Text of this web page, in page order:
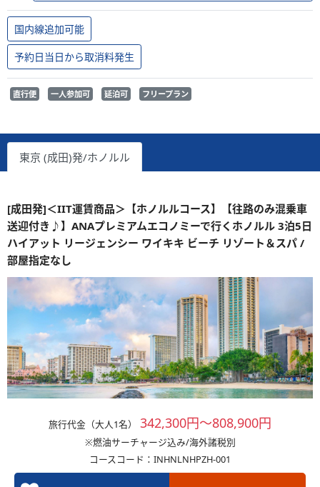
国内線追加可能
予約日当日から取消料発生
直行便 一人参加可 延泊可 フリープラン
東京 (成田)発/ホノルル
[成田発]＜IIT運賃商品＞【ホノルルコース】【往路のみ混乗車
送迎付き♪】ANAプレミアムエコノミーで行くホノルル 3泊5日
ハイアット リージェンシー ワイキキ ビーチ リゾート＆スパ /
部屋指定なし
旅行代金（大人1名） 342,300円～808,900円
※燃油サーチャージ込み/海外諸税別
コースコード：INHNLNHPZH-001